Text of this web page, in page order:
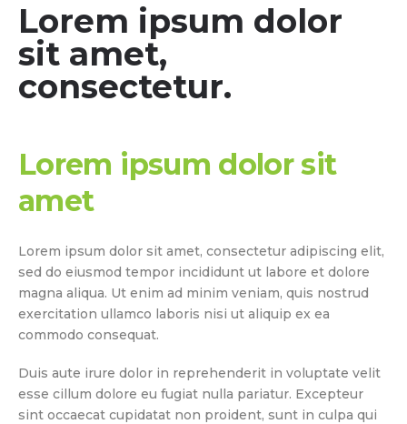
Lorem ipsum dolor
sit amet,
consectetur.
Lorem ipsum dolor sit
amet
Lorem ipsum dolor sit amet, consectetur adipiscing elit,
sed do eiusmod tempor incididunt ut labore et dolore
magna aliqua. Ut enim ad minim veniam, quis nostrud
exercitation ullamco laboris nisi ut aliquip ex ea
commodo consequat.
Duis aute irure dolor in reprehenderit in voluptate velit
esse cillum dolore eu fugiat nulla pariatur. Excepteur
sint occaecat cupidatat non proident, sunt in culpa qui